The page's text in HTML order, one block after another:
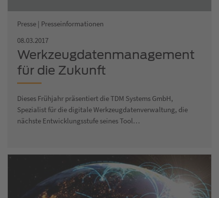
Presse | Presseinformationen
08.03.2017
Werkzeugdatenmanagement
für die Zukunft
Dieses Frühjahr präsentiert die TDM Systems GmbH,
Spezialist für die digitale Werkzeugdatenverwaltung, die
nächste Entwicklungsstufe seines Tool…